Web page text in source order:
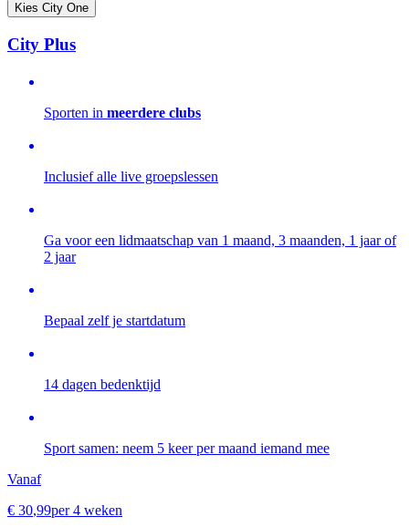
Kies City One
City Plus
Sporten in meerdere clubs
Inclusief alle live groepslessen
Ga voor een lidmaatschap van 1 maand, 3 maanden, 1 jaar of
2 jaar
Bepaal zelf je startdatum
14 dagen bedenktijd
Sport samen: neem 5 keer per maand iemand mee
Vanaf
€ 30,99per 4 weken